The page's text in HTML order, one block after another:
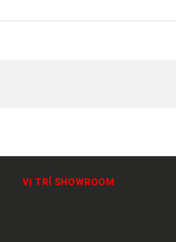
VỊ TRÍ SHOWROOM